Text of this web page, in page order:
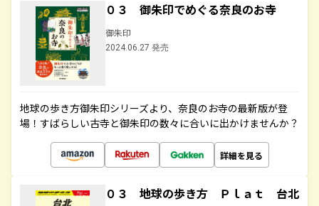
０３ 御朱印でめぐる奈良のお寺
御朱印
2024.06.27 発売
地球の歩き方御朱印シリーズより、奈良のお寺の最新版が登
場！すばらしい古寺と御朱印の数々に合いに出かけませんか？
詳細を見る
０３ 地球の歩き方 Ｐｌａｔ 台北